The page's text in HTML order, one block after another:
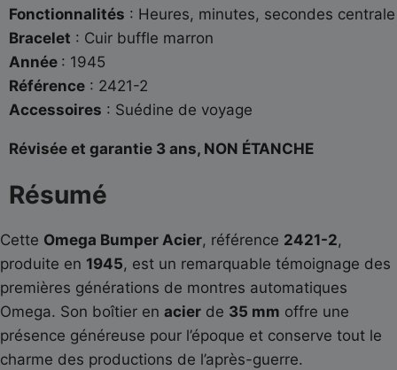
Fonctionnalités : Heures, minutes, secondes centrale
Bracelet : Cuir buffle marron
Année : 1945
Référence : 2421-2
Accessoires : Suédine de voyage
Révisée et garantie 3 ans, NON ÉTANCHE
Résumé
Cette Omega Bumper Acier, référence 2421-2,
produite en 1945, est un remarquable témoignage des
premières générations de montres automatiques
Omega. Son boîtier en acier de 35 mm offre une
présence généreuse pour l’époque et conserve tout le
charme des productions de l’après-guerre.